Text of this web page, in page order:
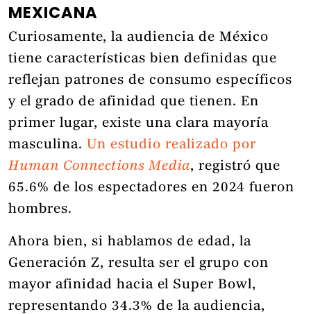
MEXICANA
Curiosamente, la audiencia de México
tiene características bien definidas que
reflejan patrones de consumo específicos
y el grado de afinidad que tienen. En
primer lugar, existe una clara mayoría
masculina. Un estudio realizado por
Human Connections Media, registró que
65.6% de los espectadores en 2024 fueron
hombres.
Ahora bien, si hablamos de edad, la
Generación Z, resulta ser el grupo con
mayor afinidad hacia el Super Bowl,
representando 34.3% de la audiencia,